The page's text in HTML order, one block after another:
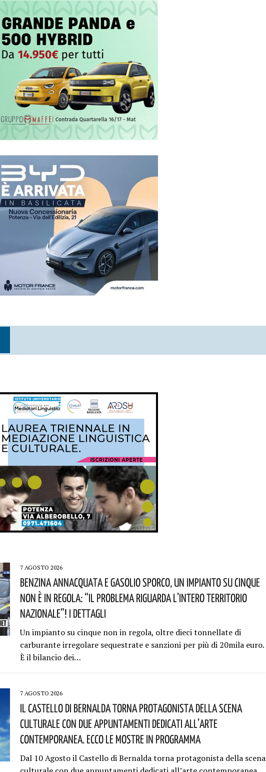
7 AGOSTO 2026
Benzina Annacquata E Gasolio Sporco, Un Impianto Su Cinque
Non È In Regola: “il Problema Riguarda L’intero Territorio
Nazionale”! I Dettagli
Un impianto su cinque non in regola, oltre dieci tonnellate di
carburante irregolare sequestrate e sanzioni per più di 20mila euro.
È il bilancio dei…
7 AGOSTO 2026
Il Castello Di Bernalda Torna Protagonista Della Scena
Culturale Con Due Appuntamenti Dedicati All’arte
Contemporanea. Ecco Le Mostre In Programma
Dal 10 Agosto il Castello di Bernalda torna protagonista della scena